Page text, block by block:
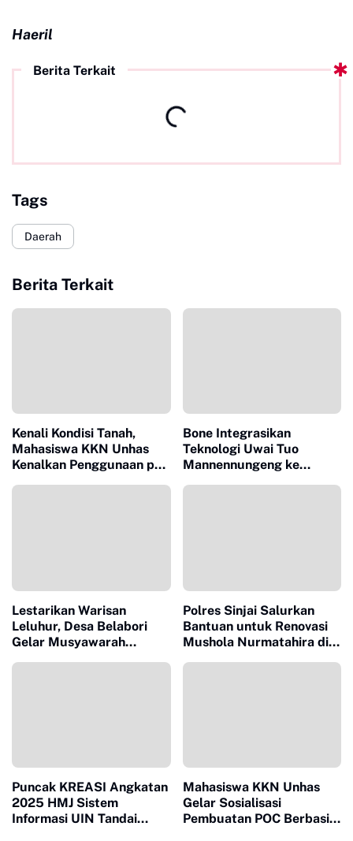
Haeril
Berita Terkait
Tags
Daerah
Berita Terkait
Kenali Kondisi Tanah,
Mahasiswa KKN Unhas
Kenalkan Penggunaan pH
Bone Integrasikan
Teknologi Uwai Tuo
Mannennungeng ke
Lestarikan Warisan
Leluhur, Desa Belabori
Gelar Musyawarah
Polres Sinjai Salurkan
Bantuan untuk Renovasi
Mushola Nurmatahira di
Puncak KREASI Angkatan
2025 HMJ Sistem
Informasi UIN Tandai
Mahasiswa KKN Unhas
Gelar Sosialisasi
Pembuatan POC Berbasis